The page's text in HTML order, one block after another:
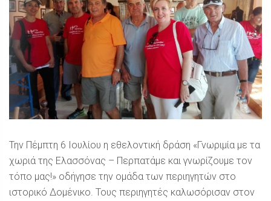
Την Πέμπτη 6 Ιουλίου η εθελοντική δράση «Γνωριμία με τα
χωριά της Ελασσόνας – Περπατάμε και γνωρίζουμε τον
τόπο μας!» οδήγησε την ομάδα των περιηγητών στο
ιστορικό Δομένικο. Τους περιηγητές καλωσόρισαν στον